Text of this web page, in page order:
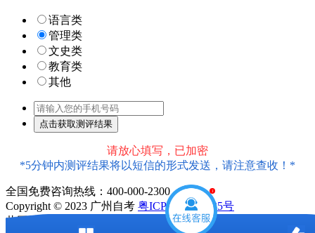
语言类
管理类
文史类
教育类
其他
请放心填写，已加密
*5分钟内测评结果将以短信的形式发送，请注意查收！*
全国免费咨询热线：400-000-2300
Copyright © 2023 广州自考 粤ICP备18016435号
此网站信息属于广州市天河区大牛教育培训中心有限公司
1